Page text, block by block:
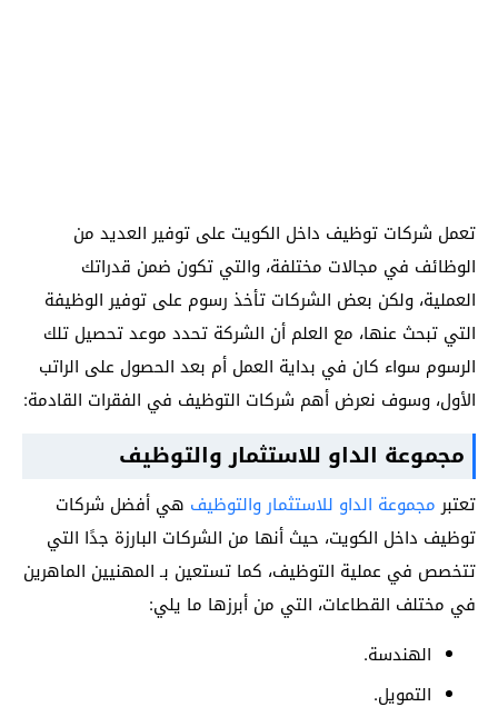
تعمل شركات توظيف داخل الكويت على توفير العديد من
الوظائف في مجالات مختلفة، والتي تكون ضمن قدراتك
العملية، ولكن بعض الشركات تأخذ رسوم على توفير الوظيفة
التي تبحث عنها، مع العلم أن الشركة تحدد موعد تحصيل تلك
الرسوم سواء كان في بداية العمل أم بعد الحصول على الراتب
الأول، وسوف نعرض أهم شركات التوظيف في الفقرات القادمة:
مجموعة الداو للاستثمار والتوظيف
تعتبر مجموعة الداو للاستثمار والتوظيف هي أفضل شركات
توظيف داخل الكويت، حيث أنها من الشركات البارزة جدًا التي
تتخصص في عملية التوظيف، كما تستعين بـ المهنيين الماهرين
في مختلف القطاعات، التي من أبرزها ما يلي:
الهندسة.
التمويل.